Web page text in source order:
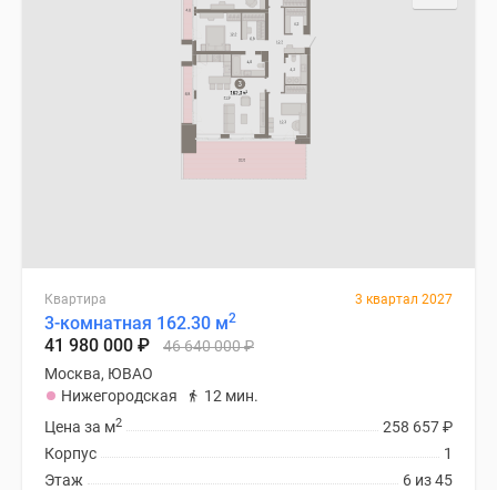
Квартира 3 квартал 2027
3-комнатная 162.30 м2
41 980 000 ₽ 46 640 000₽
Москва, ЮВАО
Нижегородская
12 мин.
258 657₽
Цена за м2
1
Корпус
6 из 45
Этаж